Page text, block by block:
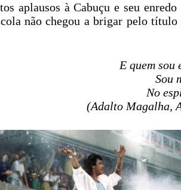
aplausos à Cabuçu e seu
não chegou a brigar pelo
E quem sou
Sou
No
(Adalto Magalha,